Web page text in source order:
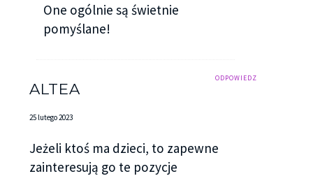
One ogólnie są świetnie
pomyślane!
ODPOWIEDZ
ALTEA
25 lutego 2023
Jeżeli ktoś ma dzieci, to zapewne
zainteresują go te pozycje